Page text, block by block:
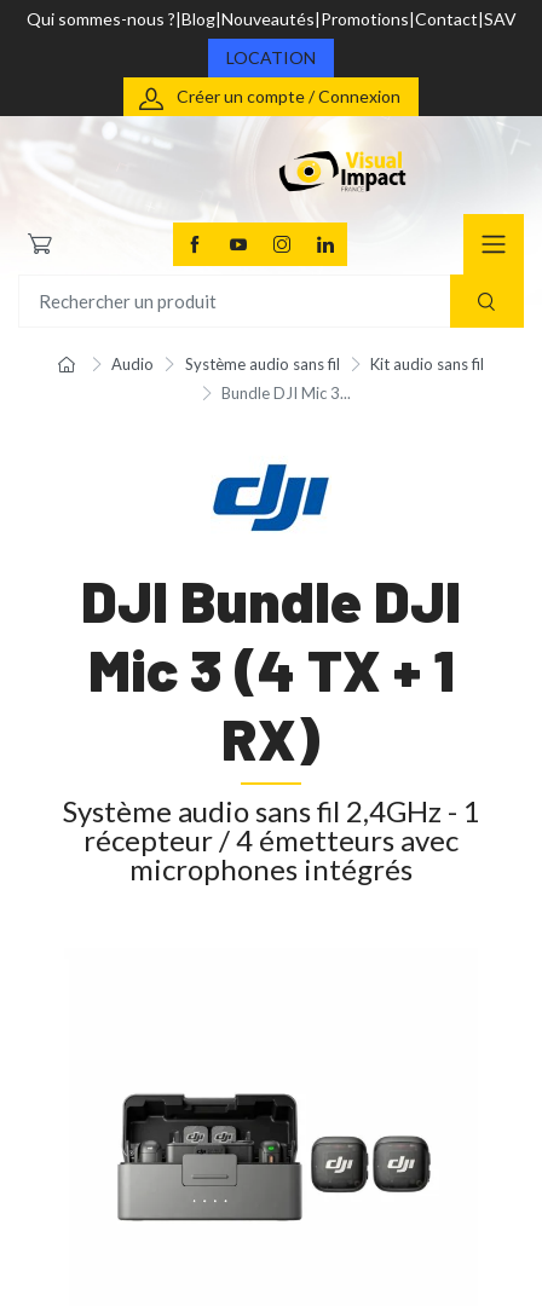
Qui sommes-nous ? Blog Nouveautés Promotions Contact SAV
LOCATION
Créer un compte / Connexion
Audio Système audio sans fil
Kit audio sans fil
Bundle DJI Mic 3...
DJI Bundle DJI
Mic 3 (4 TX + 1
RX)
Système audio sans fil 2,4GHz - 1
récepteur / 4 émetteurs avec
microphones intégrés